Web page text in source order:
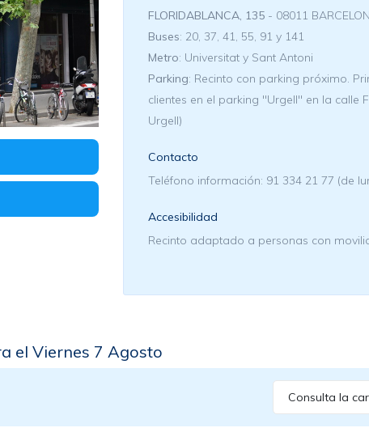
FLORIDABLANCA, 135 - 08011
Buses: 20, 37, 41, 55, 91 y 141
Metro: Universitat y Sant Antoni
Parking: Recinto con parking próximo.
clientes en el parking "Urgell" en la calle
Urgell)
Contacto
Teléfono información: 91 334 21 77 (de
Accesibilidad
Recinto adaptado a personas con
el Viernes 7 Agosto
Consulta la